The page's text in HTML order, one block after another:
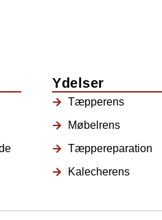
Ydelser
Tæpperens
Møbelrens
Tæppereparation
Kalecherens